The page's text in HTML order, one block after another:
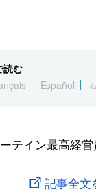
読む
Español
テイン最高経
記事全文